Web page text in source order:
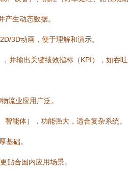
产生动态数据。
3D动画，便于理解和演示。
并输出关键绩效指标（KPI），如吞
流业应用广泛。
智能体），功能强大，适合复杂系统。
基础。
贴合国内应用场景。